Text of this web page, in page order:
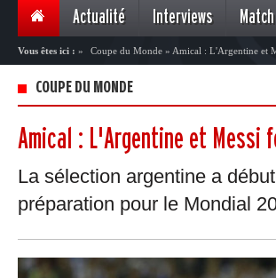
Actualité Interviews Match
Vous êtes ici : » Coupe du Monde » Amical : L'Argentine et
COUPE DU MONDE
Amical : L'Argentine et
La sélection argentine a
préparation pour le Mondial